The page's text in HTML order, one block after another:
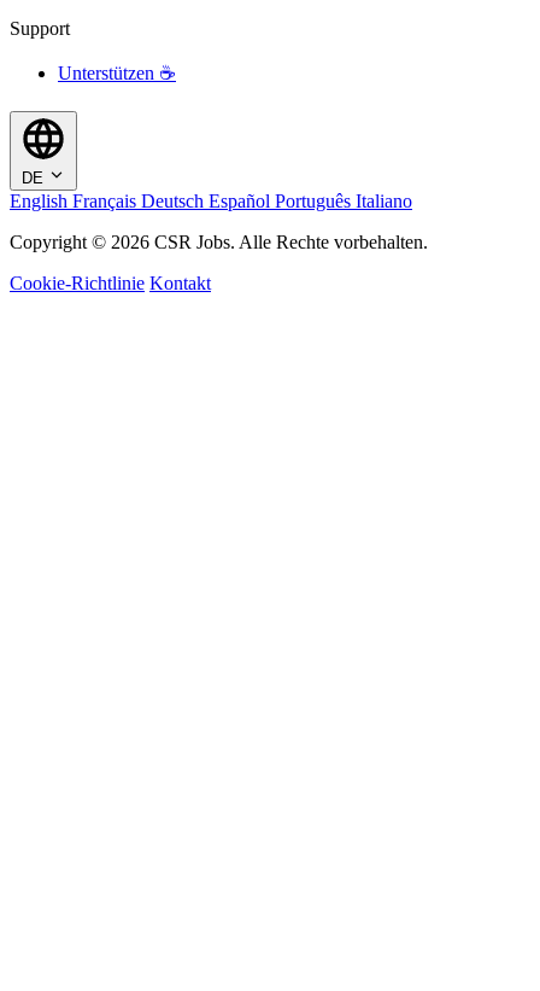
Support
Unterstützen ☕
DE
English Français Deutsch Español Português Italiano
Copyright © 2026 CSR Jobs. Alle Rechte vorbehalten.
Cookie-Richtlinie Kontakt